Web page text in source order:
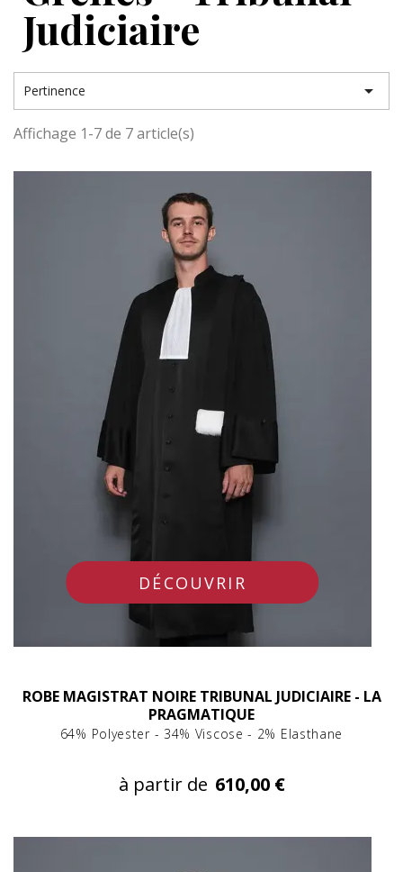
Judiciaire
Pertinence 
Affichage 1-7 de 7 article(s)
DÉCOUVRIR
ROBE MAGISTRAT NOIRE TRIBUNAL JUDICIAIRE - LA
PRAGMATIQUE
64% Polyester - 34% Viscose - 2% Elasthane
à partir de 610,00 €